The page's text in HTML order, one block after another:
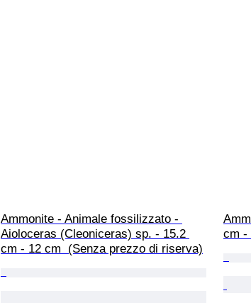
Ammonite - Animale fossilizzato -
Aioloceras (Cleoniceras) sp. - 15.2
cm - 12 cm  (Senza prezzo di riserva)
cm -